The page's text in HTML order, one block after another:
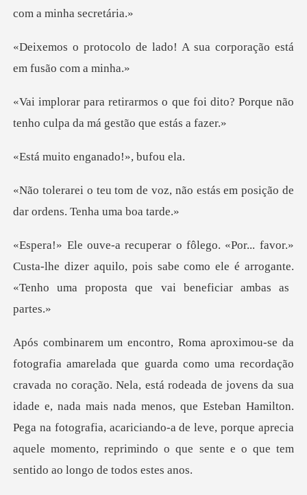
lado! A sua corporação es
ue foi dito? Porque não
tenho cul
enganado!»
z, não estás em posição de
dar
Custa-lhe dizer aquilo, pois sabe como ele é arrogante.
o. Nela, está rodeada de jovens da sua
idade e, nada mais nada menos, que Esteban Hamilton.
Pega na fotografia, acarici